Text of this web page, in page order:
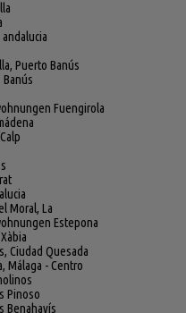
Puerto Banús
Fuengirola
Moral, La
Estepona
Ciudad Quesada
Málaga - Centro
Pinoso
Benahavís